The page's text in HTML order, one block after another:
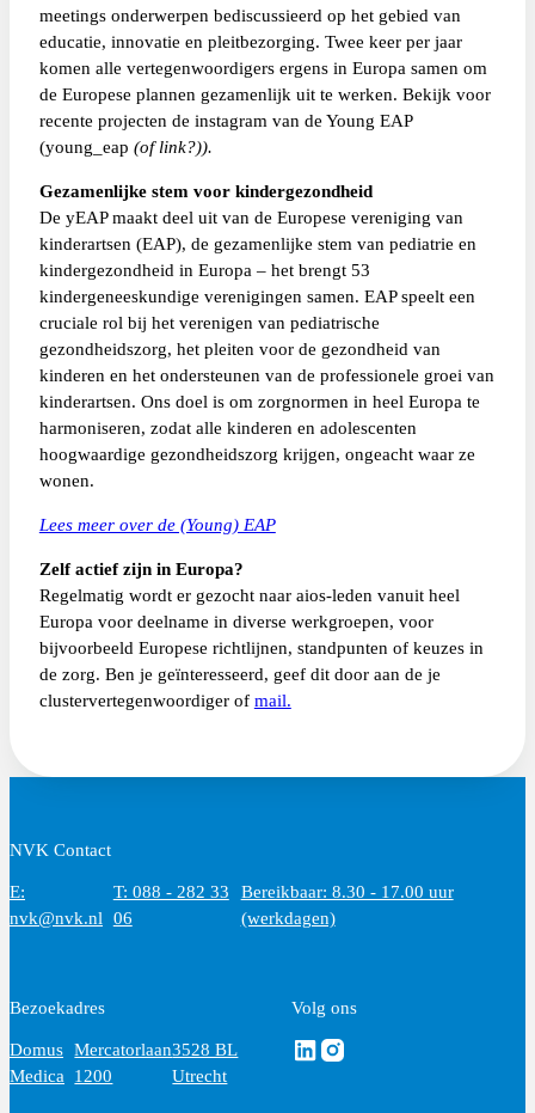
meetings onderwerpen bediscussieerd op het gebied van
educatie, innovatie en pleitbezorging. Twee keer per jaar
komen alle vertegenwoordigers ergens in Europa samen om
de Europese plannen gezamenlijk uit te werken. Bekijk voor
recente projecten de instagram van de Young EAP
(young_eap (of link?)).
Gezamenlijke stem voor kindergezondheid
De yEAP maakt deel uit van de Europese vereniging van
kinderartsen (EAP), de gezamenlijke stem van pediatrie en
kindergezondheid in Europa – het brengt 53
kindergeneeskundige verenigingen samen. EAP speelt een
cruciale rol bij het verenigen van pediatrische
gezondheidszorg, het pleiten voor de gezondheid van
kinderen en het ondersteunen van de professionele groei van
kinderartsen. Ons doel is om zorgnormen in heel Europa te
harmoniseren, zodat alle kinderen en adolescenten
hoogwaardige gezondheidszorg krijgen, ongeacht waar ze
wonen.
Lees meer over de (Young) EAP
Zelf actief zijn in Europa?
Regelmatig wordt er gezocht naar aios-leden vanuit heel
Europa voor deelname in diverse werkgroepen, voor
bijvoorbeeld Europese richtlijnen, standpunten of keuzes in
de zorg. Ben je geïnteresseerd, geef dit door aan de je
clustervertegenwoordiger of mail.
NVK Contact
E:
nvk@nvk.nl
T: 088 - 282 33
06
Bereikbaar: 8.30 - 17.00 uur
(werkdagen)
Bezoekadres
Domus
Medica
Mercatorlaan
1200
3528 BL
Utrecht
Volg ons
Volg ons via Linkedin
Volg ons via Instagram